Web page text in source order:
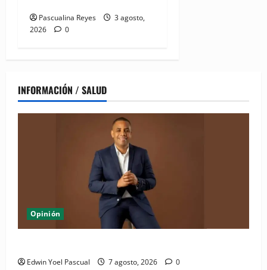
Pascualina Reyes
3 agosto,
2026
0
INFORMACIÓN / SALUD
Opinión
Edwin Yoel Pascual 7 agosto, 2026 0